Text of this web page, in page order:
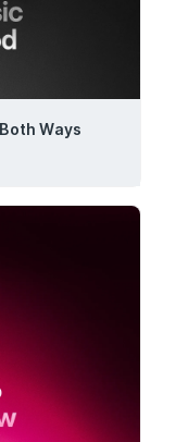
Ways